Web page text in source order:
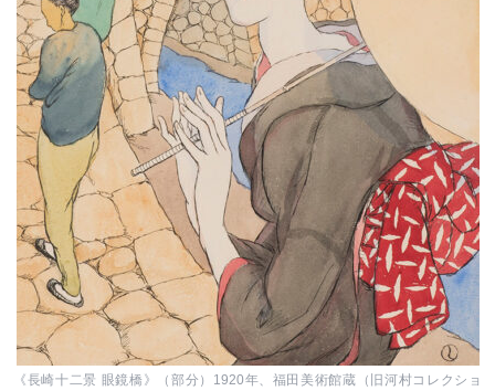
《長崎十二景 眼鏡橋》（部分）1920年、福田美術館蔵（旧河村コレクショ